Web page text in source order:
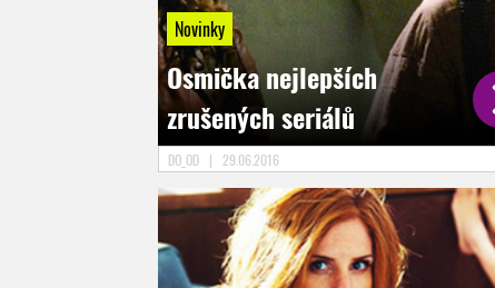
Novinky
Osmička nejlepších
zrušených seriálů
DO_OD | 29.06.2016